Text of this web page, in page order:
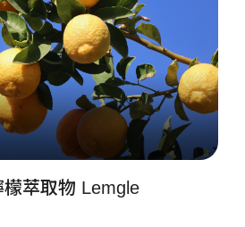
檬萃取物 Lemgle